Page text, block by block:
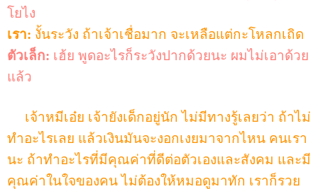
โยไง
เรา: งั้นระวัง ถ้าเจ้าเชื่อมาก จะเหลือแต่กะโหลกเถิด
ตัวเล็ก: เฮ้ย พูดอะไรก็ระวังปากด้วยนะ ผมไม่เอาด้วย
แล้ว
เจ้าหมีเอ๋ย เจ้ายังเด็กอยู่นัก ไม่มีทางรู้เลยว่า ถ้าไม่
ทำอะไรเลย แล้วเงินมันจะงอกเงยมาจากไหน คนเรา
นะ ถ้าทำอะไรที่มีคุณค่าที่ดีต่อตัวเองและสังคม และมี
คุณค่าในใจของคน ไม่ต้องให้หมอดูมาทัก เราก็รวย